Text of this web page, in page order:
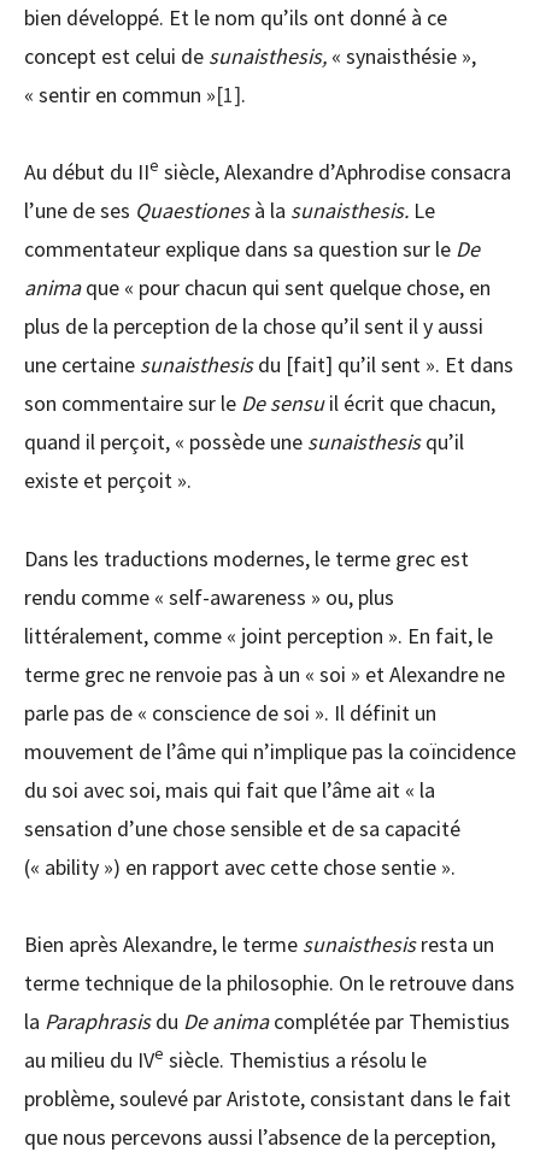
bien développé. Et le nom qu’ils ont donné à ce
concept est celui de sunaisthesis, « synaisthésie »,
« sentir en commun »[1].
Au début du IIe siècle, Alexandre d’Aphrodise consacra
l’une de ses Quaestionesà la sunaisthesis. Le
commentateur explique dans sa question sur le De
animaque « pour chacun qui sent quelque chose, en
plus de la perception de la chose qu’il sent il y aussi
une certaine sunaisthesisdu [fait] qu’il sent ». Et dans
son commentaire sur le De sensuil écrit que chacun,
quand il perçoit, « possède une sunaisthesisqu’il
existe et perçoit ».
Dans les traductions modernes, le terme grec est
rendu comme « self-awareness » ou, plus
littéralement, comme « joint perception ». En fait, le
terme grec ne renvoie pas à un « soi » et Alexandre ne
parle pas de « conscience de soi ». Il définit un
mouvement de l’âme qui n’implique pas la coïncidence
du soi avec soi, mais qui fait que l’âme ait « la
sensation d’une chose sensible et de sa capacité
(« ability ») en rapport avec cette chose sentie ».
Bien après Alexandre, le terme sunaisthesisresta un
terme technique de la philosophie. On le retrouve dans
la Paraphrasisdu De animacomplétée par Themistius
au milieu du IVe siècle. Themistius a résolu le
problème, soulevé par Aristote, consistant dans le fait
que nous percevons aussi l’absence de la perception,